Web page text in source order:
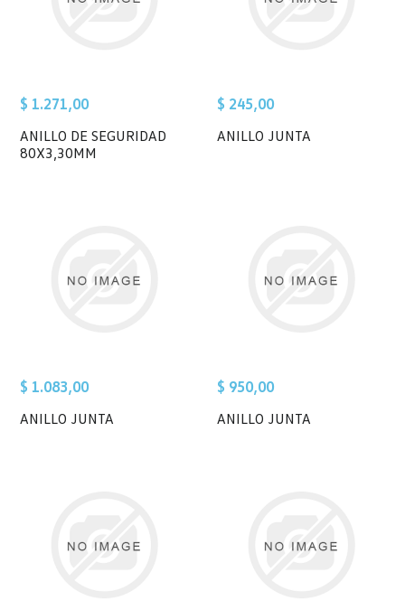
$ 1.271,00
ANILLO DE SEGURIDAD
80X3,30MM
$ 245,00
ANILLO JUNTA
$ 1.083,00
ANILLO JUNTA
$ 950,00
ANILLO JUNTA